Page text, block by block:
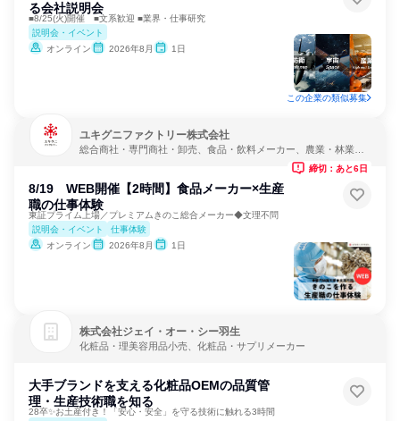
る会社説明会
■8/25(火)開催 ■文系歓迎 ■業界・仕事研究
説明会・イベント
オンライン
2026年8月 1日
この企業の類似募集
ユキグニファクトリー株式会社
総合商社・専門商社・卸売、食品・飲料メーカー、農業・林業・
8/19 WEB開催【2時間】食品メーカー×生産
職の仕事体験
東証プライム上場／プレミアムきのこ総合メーカー◆文理不問
説明会・イベント
仕事体験
オンライン
2026年8月 1日
締切：あと6日
株式会社ジェイ・オー・シー羽生
化粧品・理美容用品小売、化粧品・サプリメーカー
大手ブランドを支える化粧品OEMの品質管
理・生産技術職を知る
28卒✨お土産付き！「安心・安全」を守る技術に触れる3時間